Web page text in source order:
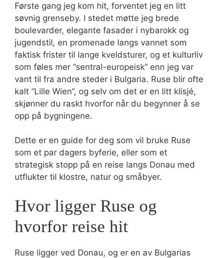
Første gang jeg kom hit, forventet jeg en litt
søvnig grenseby. I stedet møtte jeg brede
boulevarder, elegante fasader i nybarokk og
jugendstil, en promenade langs vannet som
faktisk frister til lange kveldsturer, og et kulturliv
som føles mer “sentral-europeisk” enn jeg var
vant til fra andre steder i Bulgaria. Ruse blir ofte
kalt “Lille Wien”, og selv om det er en litt klisjé,
skjønner du raskt hvorfor når du begynner å se
opp på bygningene.
Dette er en guide for deg som vil bruke Ruse
som et par dagers byferie, eller som et
strategisk stopp på en reise langs Donau med
utflukter til klostre, natur og småbyer.
Hvor ligger Ruse og
hvorfor reise hit
Ruse ligger ved Donau, og er en av Bulgarias